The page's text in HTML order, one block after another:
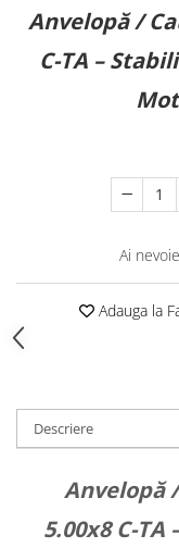
Cardan Transmisie
Convertizoare de Cuplu
Discuri Transmisie
Pompe Transmisie
Bielete Motostivuitor
Capete de Bară
Fuzete Stivuitor
Piese Directie
Pivoți Direcție
Alternatoare
Bujii Motostivuitoare
Electromotoare
Lampi Faruri si
Anvelopă /
C-TA –
Ai
Adauga la
Descriere
Anvelopă
5.00x8 C-